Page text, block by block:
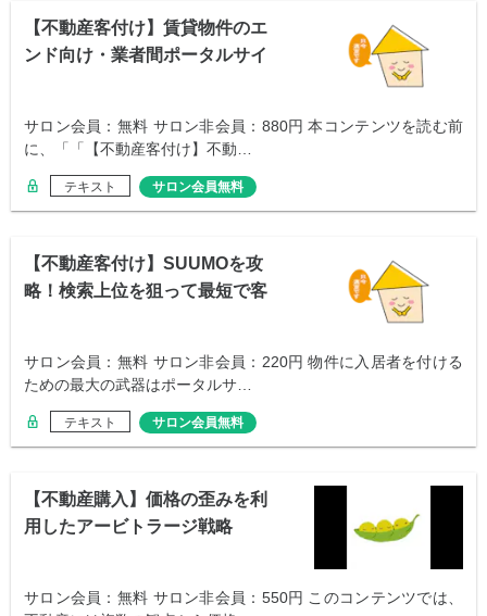
【不動産客付け】賃貸物件のエ
ンド向け・業者間ポータルサイ
サロン会員：無料 サロン非会員：880円 本コンテンツを読む前
に、「「【不動産客付け】不動…
テキスト サロン会員無料
【不動産客付け】SUUMOを攻
略！検索上位を狙って最短で客
サロン会員：無料 サロン非会員：220円 物件に入居者を付ける
ための最大の武器はポータルサ…
テキスト サロン会員無料
【不動産購入】価格の歪みを利
用したアービトラージ戦略
サロン会員：無料 サロン非会員：550円 このコンテンツでは、